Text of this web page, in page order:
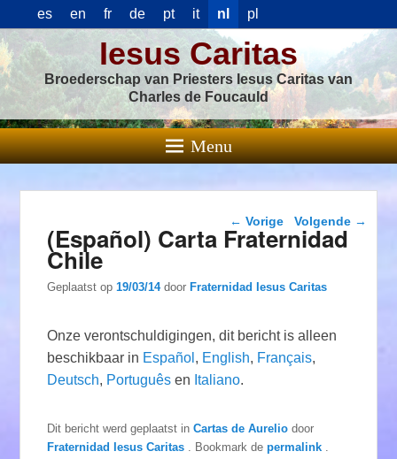
es en fr de pt it nl pl
Iesus Caritas
Broederschap van Priesters Iesus Caritas van
Charles de Foucauld
Menu
Berichtnavigatie
← Vorige Volgende →
(Español) Carta Fraternidad
Chile
Geplaatst op19/03/14 doorFraternidad Iesus Caritas
Onze verontschuldigingen, dit bericht is alleen
beschikbaar in Español , English, Français,
Deutsch, Português en Italiano.
Dit bericht werd geplaatst inCartas de Aurelio door
Fraternidad Iesus Caritas
. Bookmark depermalink